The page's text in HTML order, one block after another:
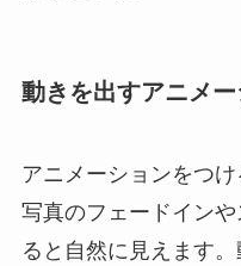
動きを出すアニメ
アニメーションをつけ
写真のフェードイン
ると自然に見えます